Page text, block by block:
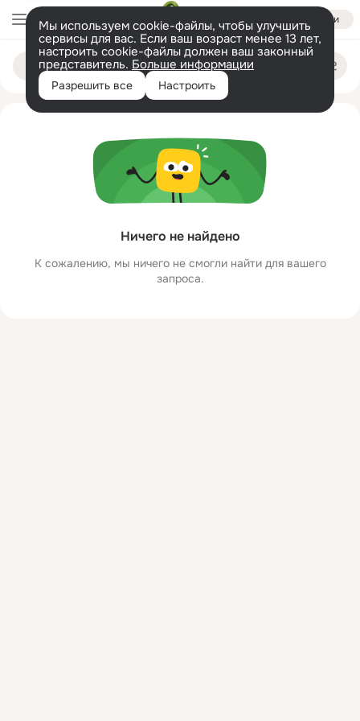
Войти
Мы используем cookie-файлы, чтобы улучшить
сервисы для вас. Если ваш возраст менее 13 лет,
настроить cookie-файлы должен ваш законный
представитель. Больше информации
Разрешить все Настроить
Поиск
lukyan vinogradov
Ничего не найдено
К сожалению, мы ничего не смогли найти для вашего
запроса.